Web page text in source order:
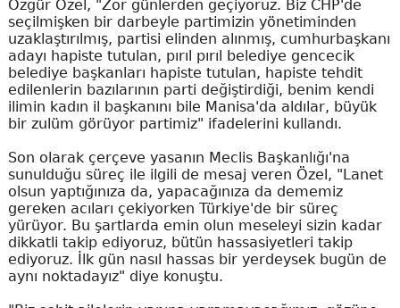
Özgür Özel, "Zor günlerden geçiyoruz. Biz CHP'de
seçilmişken bir darbeyle partimizin yönetiminden
uzaklaştırılmış, partisi elinden alınmış, cumhurbaşkanı
adayı hapiste tutulan, pırıl pırıl belediye gencecik
belediye başkanları hapiste tutulan, hapiste tehdit
edilenlerin bazılarının parti değiştirdiği, benim kendi
ilimin kadın il başkanını bile Manisa'da aldılar, büyük
bir zulüm görüyor partimiz" ifadelerini kullandı.
Son olarak çerçeve yasanın Meclis Başkanlığı'na
sunulduğu süreç ile ilgili de mesaj veren Özel, "Lanet
olsun yaptığınıza da, yapacağınıza da dememiz
gereken acıları çekiyorken Türkiye'de bir süreç
yürüyor. Bu şartlarda emin olun meseleyi sizin kadar
dikkatli takip ediyoruz, bütün hassasiyetleri takip
ediyoruz. İlk gün nasıl hassas bir yerdeysek bugün de
aynı noktadayız" diye konuştu.